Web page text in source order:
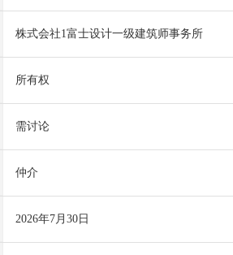
株式会社1富士设计一级建筑师事务所
所有权
需讨论
仲介
2026年7月30日